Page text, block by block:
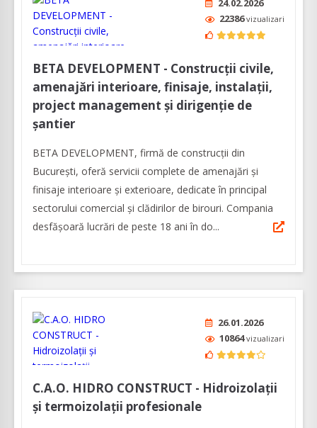
24.02.2026
22386vizualizari
BETA DEVELOPMENT - Construcții civile,
amenajări interioare, finisaje, instalații,
project management și dirigenție de
șantier
BETA DEVELOPMENT, firmă de construcții din
București, oferă servicii complete de amenajări și
finisaje interioare și exterioare, dedicate în principal
sectorului comercial și clădirilor de birouri. Compania
desfășoară lucrări de peste 18 ani în do...
26.01.2026
10864vizualizari
C.A.O. HIDRO CONSTRUCT - Hidroizolaţii
şi termoizolaţii profesionale